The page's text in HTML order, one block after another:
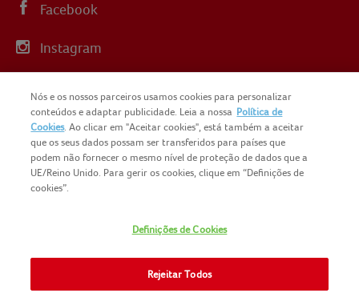
Facebook
Instagram
YouTube
COPYRIGHT IGLO PORTUGAL 2025
NOMAD FOODS
SITEMAP
POLÍTICA DE PRIVACIDADE
Nós e os nossos parceiros usamos cookies para personalizar
conteúdos e adaptar publicidade. Leia a nossa Política de
Cookies. Ao clicar em "Aceitar cookies", está também a aceitar
que os seus dados possam ser transferidos para países que
podem não fornecer o mesmo nível de proteção de dados que a
UE/Reino Unido. Para gerir os cookies, clique em “Definições de
cookies”.
Definições de Cookies
Rejeitar Todos